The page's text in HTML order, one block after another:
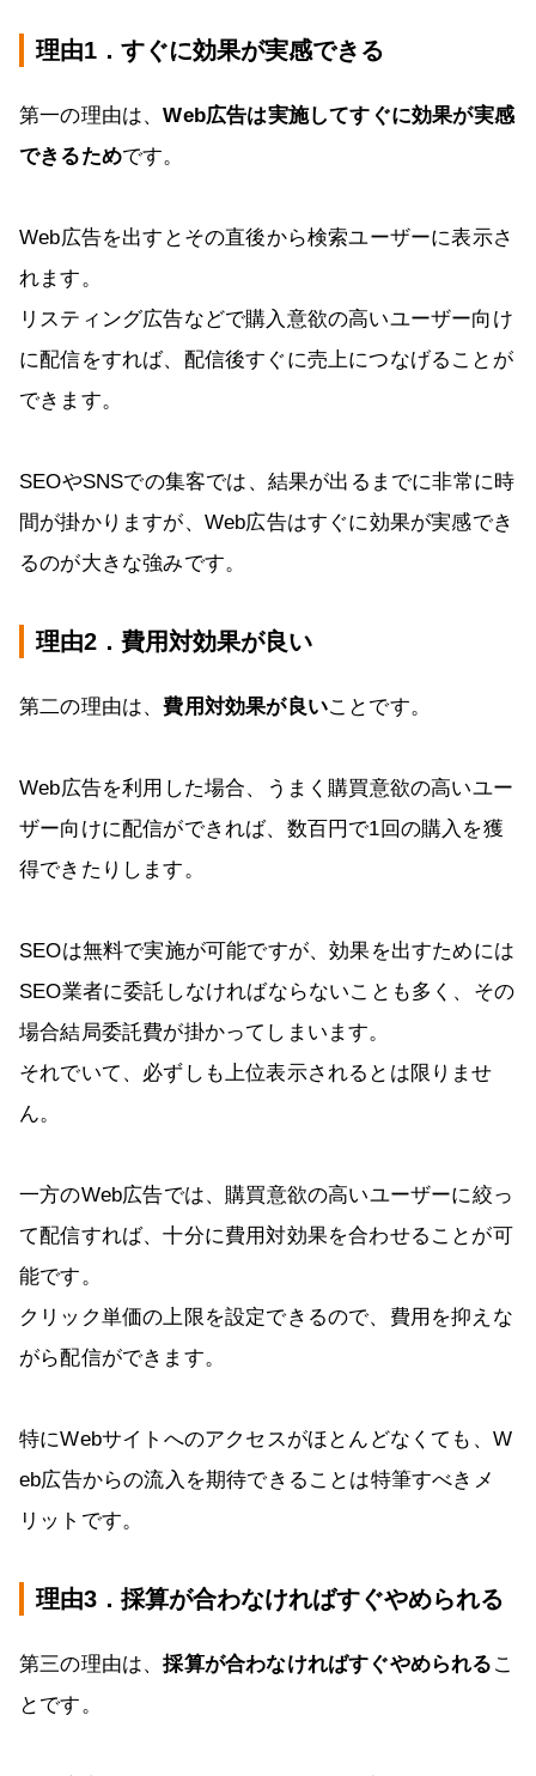
理由1．すぐに効果が実感できる
第一の理由は、Web広告は実施してすぐに効果が実感
できるためです。
Web広告を出すとその直後から検索ユーザーに表示さ
れます。
リスティング広告などで購入意欲の高いユーザー向け
に配信をすれば、配信後すぐに売上につなげることが
できます。
SEOやSNSでの集客では、結果が出るまでに非常に時
間が掛かりますが、Web広告はすぐに効果が実感でき
るのが大きな強みです。
理由2．費用対効果が良い
第二の理由は、費用対効果が良いことです。
Web広告を利用した場合、うまく購買意欲の高いユー
ザー向けに配信ができれば、数百円で1回の購入を獲
得できたりします。
SEOは無料で実施が可能ですが、効果を出すためには
SEO業者に委託しなければならないことも多く、その
場合結局委託費が掛かってしまいます。
それでいて、必ずしも上位表示されるとは限りませ
ん。
一方のWeb広告では、購買意欲の高いユーザーに絞っ
て配信すれば、十分に費用対効果を合わせることが可
能です。
クリック単価の上限を設定できるので、費用を抑えな
がら配信ができます。
特にWebサイトへのアクセスがほとんどなくても、W
eb広告からの流入を期待できることは特筆すべきメ
リットです。
理由3．採算が合わなければすぐやめられる
第三の理由は、採算が合わなければすぐやめられる こ
とです。